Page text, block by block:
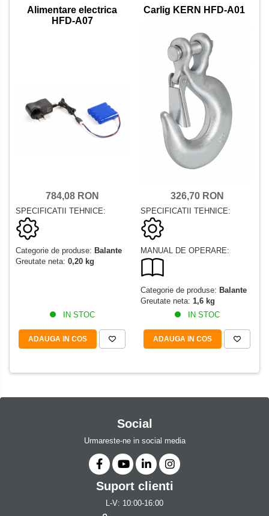
Alimentare electrica
HFD-A07
784,08 RON
SPECIFICATII TEHNICE:
Categorie de produse: Balante
Greutate neta: 0,20 kg
IN STOC
ADAUGA IN COS
Carlig KERN HFD-A01
326,70 RON
SPECIFICATII TEHNICE:
MANUAL DE OPERARE:
Categorie de produse: Balante
Greutate neta: 1,6 kg
IN STOC
ADAUGA IN COS
Social
Urmareste-ne in social media
Suport clienti
L-V: 10:00-16:00